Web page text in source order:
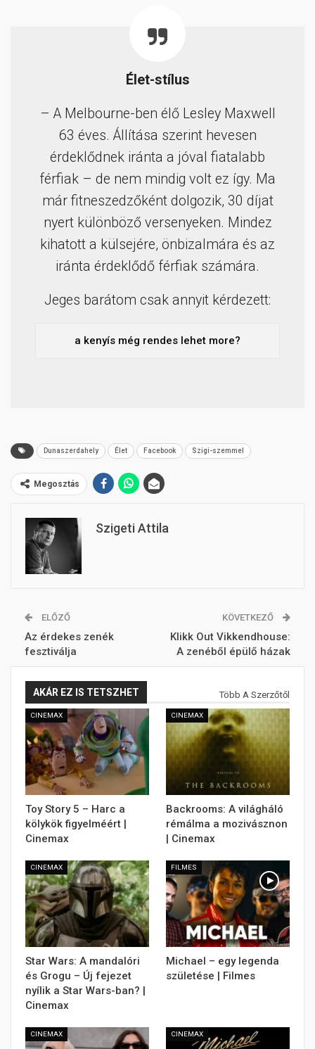
Élet-stílus
– A Melbourne-ben élő Lesley Maxwell
63 éves. Állítása szerint hevesen
érdeklődnek iránta a jóval fiatalabb
férfiak – de nem mindig volt ez így. Ma
már fitneszedzőként dolgozik, 30 díjat
nyert különböző versenyeken. Mindez
kihatott a külsejére, önbizalmára és az
iránta érdeklődő férfiak számára.
Jeges barátom csak annyit kérdezett:
a kenyís még rendes lehet more?
Dunaszerdahely Élet Facebook Szigi-szemmel
Megosztás
Szigeti Attila
ELŐZŐ
Az érdekes zenék
fesztiválja
KÖVETKEZŐ
Klikk Out Vikkendhouse:
A zenéből épülő házak
AKÁR EZ IS TETSZHET Több A Szerzőtől
CINEMAX
Toy Story 5 – Harc a
kölykök figyelméért |
Cinemax
CINEMAX
Backrooms: A világháló
rémálma a mozivásznon
| Cinemax
CINEMAX
Star Wars: A mandalóri
és Grogu – Új fejezet
nyílik a Star Wars-ban? |
Cinemax
FILMES
Michael – egy legenda
születése | Filmes
CINEMAX CINEMAX